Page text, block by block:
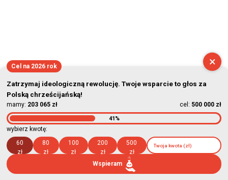
×
Cel na 2026 rok
Zatrzymaj ideologiczną rewolucję. Twoje wsparcie to głos za
Polską chrześcijańską!
mamy: 203 065 zł cel: 500 000 zł
41%
wybierz kwotę:
60
zł
80
zł
100
zł
200
zł
500
zł
Wspieram